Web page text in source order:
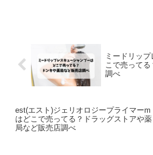
ミードリッ
こで売って
調べ
est(エスト)ジェリオロジープライマーm
はどこで売ってる？ドラッグストアや薬
局など販売店調べ